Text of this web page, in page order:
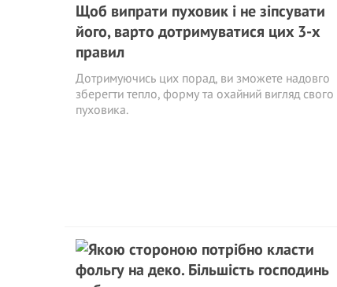
Щоб випрати пуховик і не зіпсувати
його, варто дотримуватися цих 3-х
правил
Дотримуючись цих порад, ви зможете надовго
зберегти тепло, форму та охайний вигляд свого
пуховика.